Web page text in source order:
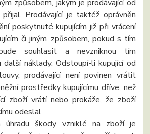
způsobem, jakým je prodávající od
přijal. Prodávající je taktéž oprávněn
poskytnuté kupujícím již při vrácení
či jiným způsobem, pokud s tím
souhlasit a nevzniknou tím
další náklady. Odstoupí-li kupující od
prodávající není povinen vrátit
prostředky kupujícímu dříve, než
zboží vrátí nebo prokáže, že zboží
odeslal
úhradu škody vzniklé na zboží je